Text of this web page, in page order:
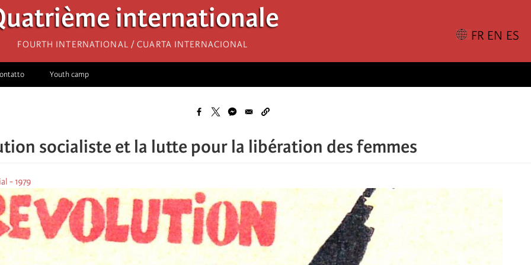
internationale
Fourth International / Cuarta Internacional
Youth camp
socialiste et la lutte pour la libération des femmes
- 1979